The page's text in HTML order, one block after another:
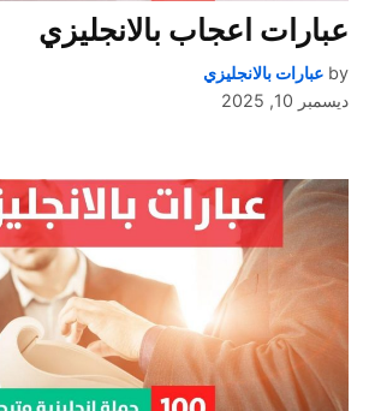
عبارات اعجاب بالانجليزي
by عبارات بالانجليزي
ديسمبر 10, 2025